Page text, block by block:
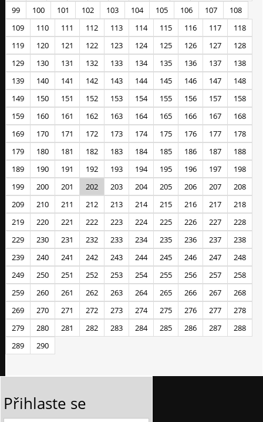
99
100 101 102 103 104 105 106 107
108
109
110 111 112 113 114 115 116 117
118
119
120 121 122 123 124 125 126 127
128
129
130 131 132 133 134 135 136 137
138
139
140 141 142 143 144 145 146 147
148
149
150 151 152 153 154 155 156 157
158
159
160 161 162 163 164 165 166 167
168
169
170 171 172 173 174 175 176 177
178
179
180 181 182 183 184 185 186 187
188
189
190 191 192 193 194 195 196 197
198
199
200 201 202 203 204 205 206 207
208
209
210 211 212 213 214 215 216 217
218
219
220 221 222 223 224 225 226 227
228
229
230 231 232 233 234 235 236 237
238
239
240 241 242 243 244 245 246 247
248
249
250 251 252 253 254 255 256 257
258
259
260 261 262 263 264 265 266 267
268
269
270 271 272 273 274 275 276 277
278
279
280 281 282 283 284 285 286 287
288
289
290
Přihlaste se